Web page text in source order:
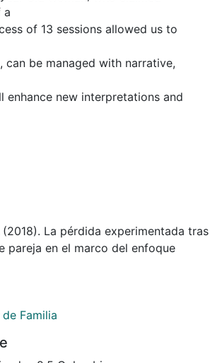
a
of 13 sessions allowed us to
be managed with narrative,
enhance new interpretations and
La pérdida experimentada tras
pareja en el marco del enfoque
Familia